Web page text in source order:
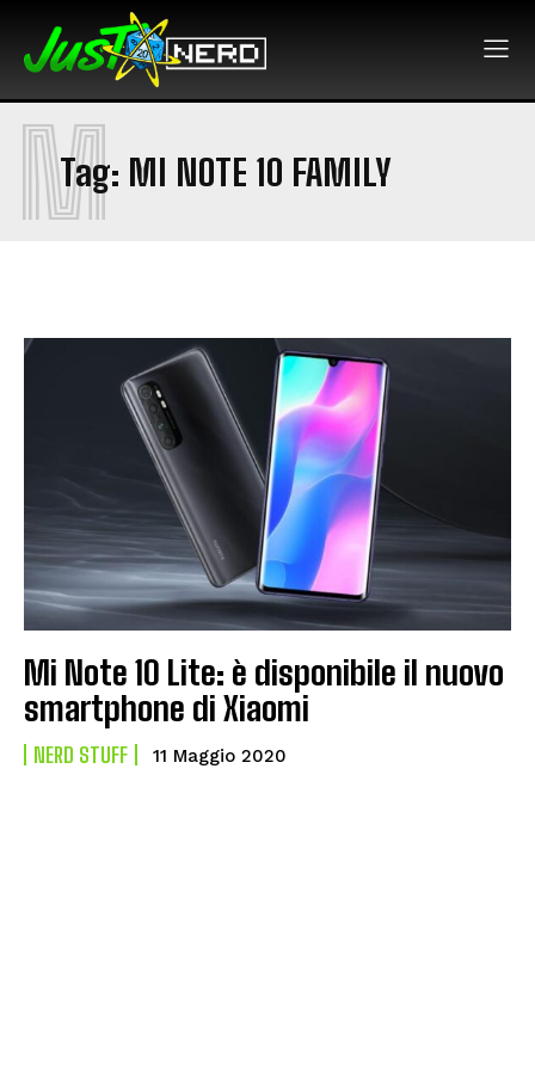
Tag: MI NOTE 10 FAMILY
M
Mi Note 10 Lite: è disponibile il nuovo
smartphone di Xiaomi
NERD STUFF 11 Maggio 2020